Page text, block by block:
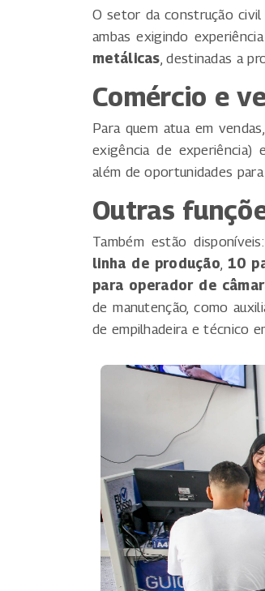
O setor da construção
ambas exigindo
metálicas, destinadas a
Comércio e
Para quem atua em
exigência de experiência) e
além de oportunidades
Outras
Também estão
linha de produção,10
para operador de
de manutenção, como
de empilhadeira e técnico